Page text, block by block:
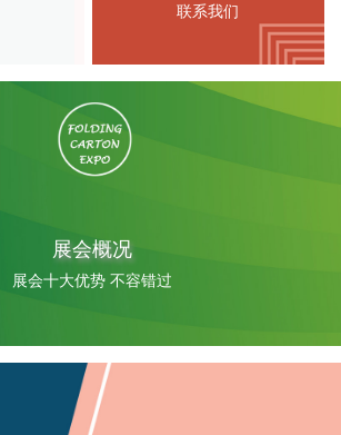
联系我们
展会概况
展会十大优势 不容错过